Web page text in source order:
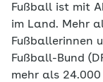
Fußball ist mit
im Land. Mehr
Fußballerinnen
Fußball-Bund
mehr als